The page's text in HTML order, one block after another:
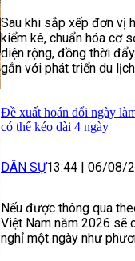
Sau khi sắp xếp đơn vị
kiểm kê, chuẩn hóa cơ
diện rộng, đồng thời
gắn với phát triển du
Đề xuất hoán đổi ngày
có thể kéo dài 4 ngày
DÂN SỰ13:44 06/08/
Nếu được thông qua
Việt Nam năm 2026 sẽ
nghỉ một ngày như